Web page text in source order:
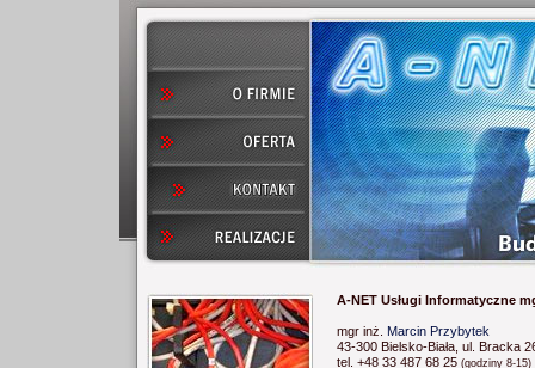
A-NET Usługi Informatyczne
mgr inż. Marcin Przybytek
43-300 Bielsko-Biała, ul. Bracka
tel. +48 33 487 68 25 (godziny 8-15)